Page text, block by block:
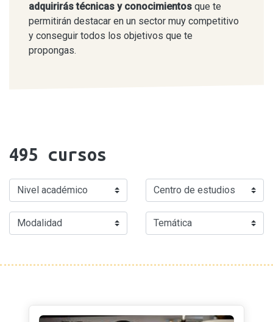
adquirirás técnicas y conocimientos que te
permitirán destacar en un sector muy competitivo
y conseguir todos los objetivos que te
propongas.
495 cursos